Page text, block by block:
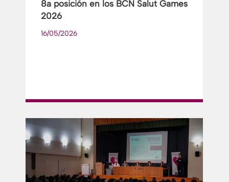
8a posición en los BCN Salut Games
2026
16/05/2026